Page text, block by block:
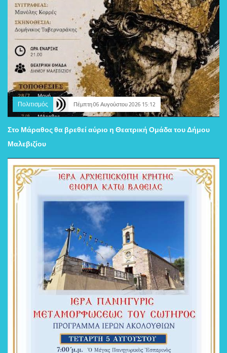
Πολιτισμός Πέμπτη 06 Αυγούστου 2026 15:12
Στο Μάραθος θα βρεθεί αύριο η Θεατρική Ομάδα του Δήμου
Μαλεβιζίου